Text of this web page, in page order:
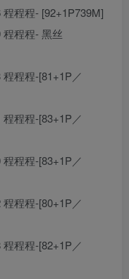
程程- [92+1P739M]
程程程- 黑丝
程程-[81+1P／
程程-[83+1P／
程程-[83+1P／
程程-[80+1P／
程程-[82+1P／